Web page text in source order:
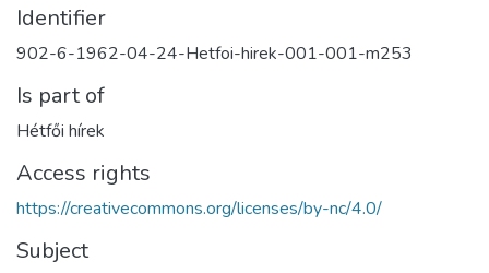
Identifier
902-6-1962-04-24-Hetfoi-hirek-001-001-m253
Is part of
Hétfői hírek
Access rights
https://creativecommons.org/licenses/by-nc/4.0/
Subject